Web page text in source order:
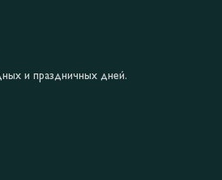
и праздничных дней.